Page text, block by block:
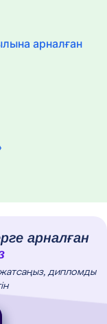
арналған
арналған
жатсаңыз, дипломды